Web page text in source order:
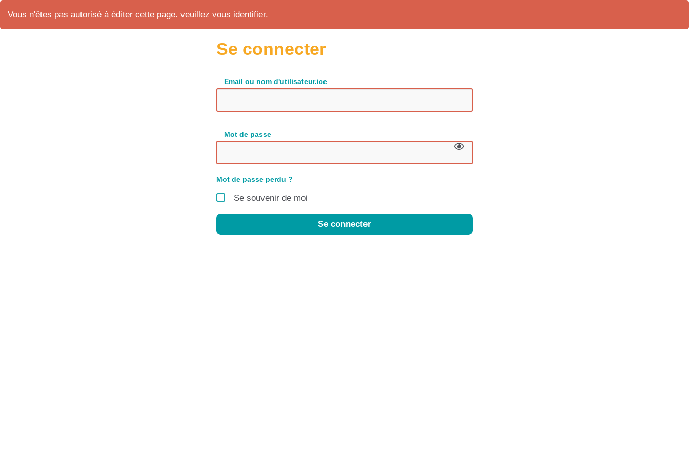
Vous n'êtes pas autorisé à éditer cette page. veuillez vous identifier.
Se connecter
Email ou nom d'utilisateur.ice
Mot de passe
Mot de passe perdu ?
Se souvenir de moi
Se connecter